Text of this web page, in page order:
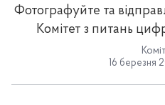
Фотографуйте та
Комітет з питань
16 березня